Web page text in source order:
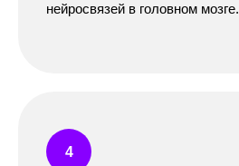
нейросвязей в головном мозге.